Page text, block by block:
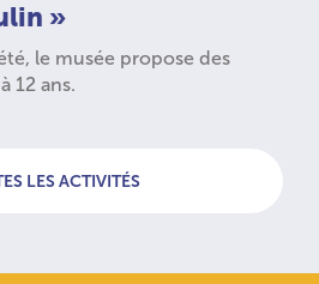
»
le musée propose des
12 ans.
LES ACTIVITÉS